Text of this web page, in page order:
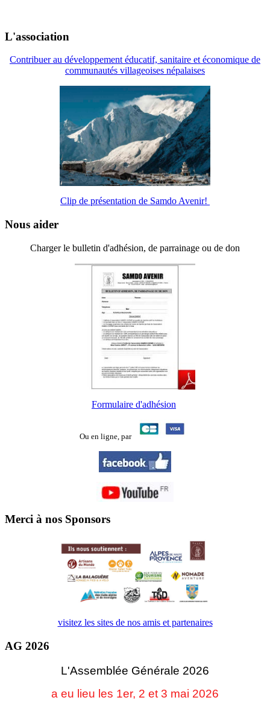
L'association
Contribuer au développement éducatif, sanitaire et économique de
communautés villageoises népalaises
Clip de présentation de Samdo Avenir!
Nous aider
Charger le bulletin d'adhésion, de parrainage ou de don
Formulaire d'adhésion
Ou en ligne, par
Merci à nos Sponsors
visitez les sites de nos amis et partenaires
AG 2026
L'Assemblée Générale 2026
a eu lieu les 1er, 2 et 3 mai 2026